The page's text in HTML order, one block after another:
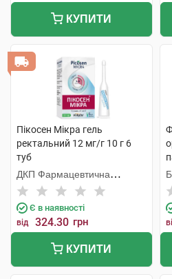
КУПИТИ
Пікосен Мікра гель
ректальний 12 мг/г 10 г 6
туб
ДКП Фармацевтична
фабрика
Є в наявності
від 324.30 грн
КУПИТИ